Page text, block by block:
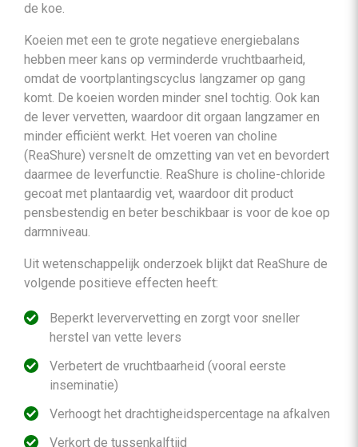
de koe.
Koeien met een te grote negatieve energiebalans
hebben meer kans op verminderde vruchtbaarheid,
omdat de voortplantingscyclus langzamer op gang
komt. De koeien worden minder snel tochtig. Ook kan
de lever vervetten, waardoor dit orgaan langzamer en
minder efficiënt werkt. Het voeren van choline
(ReaShure) versnelt de omzetting van vet en bevordert
daarmee de leverfunctie. ReaShure is choline-chloride
gecoat met plantaardig vet, waardoor dit product
pensbestendig en beter beschikbaar is voor de koe op
darmniveau.
Uit wetenschappelijk onderzoek blijkt dat ReaShure de
volgende positieve effecten heeft:
Beperkt leververvetting en zorgt voor sneller
herstel van vette levers
Verbetert de vruchtbaarheid (vooral eerste
inseminatie)
Verhoogt het drachtigheidspercentage na afkalven
Verkort de tussenkalftijd